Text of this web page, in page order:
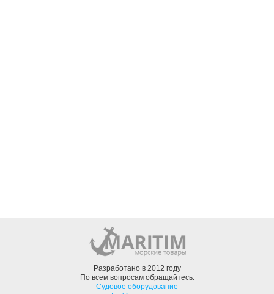
Разработано в 2012 году
По всем вопросам обращайтесь:
Судовое оборудование